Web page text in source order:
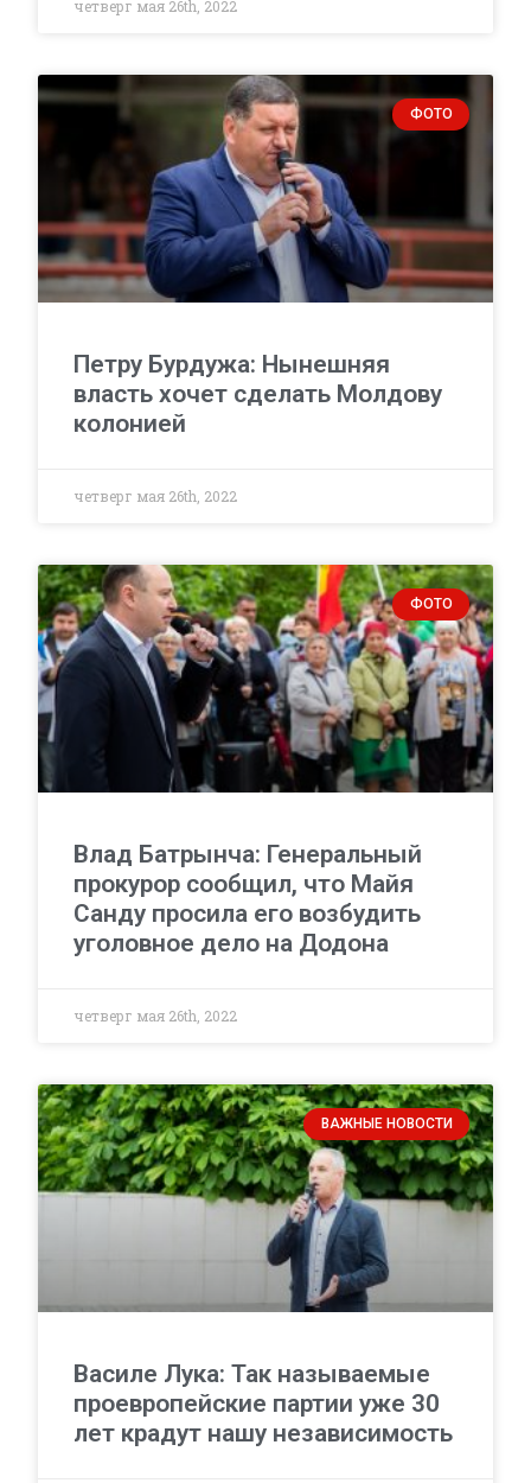
четверг мая 26th, 2022
ФОТО
Петру Бурдужа: Нынешняя
власть хочет сделать Молдову
колонией
четверг мая 26th, 2022
ФОТО
Влад Батрынча: Генеральный
прокурор сообщил, что Майя
Санду просила его возбудить
уголовное дело на Додона
четверг мая 26th, 2022
ВАЖНЫЕ НОВОСТИ
Василе Лука: Так называемые
проевропейские партии уже 30
лет крадут нашу независимость